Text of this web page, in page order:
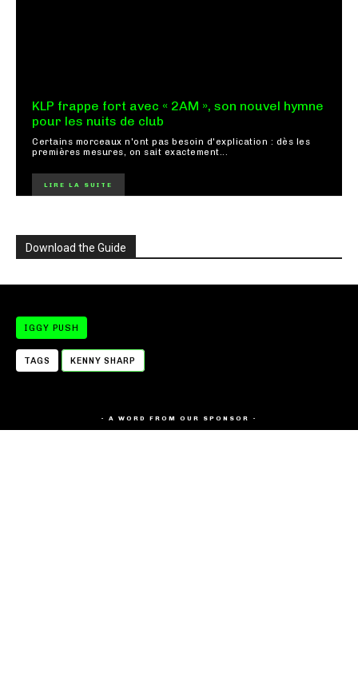
KLP frappe fort avec « 2AM », son nouvel hymne
pour les nuits de club
Certains morceaux n'ont pas besoin d'explication : dès les
premières mesures, on sait exactement...
LIRE LA SUITE
Download the Guide
IGGY PUSH
TAGS KENNY SHARP
- A WORD FROM OUR SPONSOR -